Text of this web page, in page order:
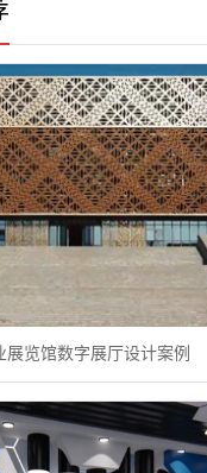
展览馆数字展厅设计案例